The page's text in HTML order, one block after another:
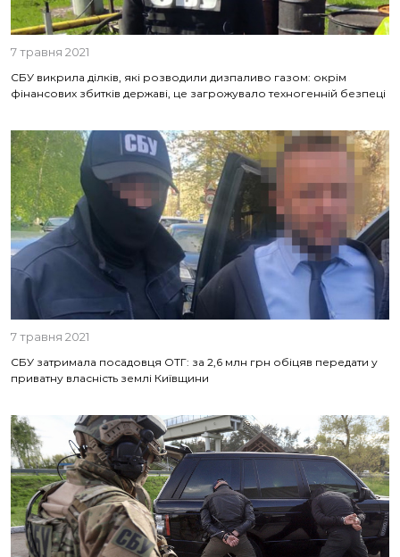
7 травня 2021
СБУ викрила ділків, які розводили дизпаливо газом: окрім
фінансових збитків державі, це загрожувало техногенній безпеці
7 травня 2021
СБУ затримала посадовця ОТГ: за 2,6 млн грн обіцяв передати у
приватну власність землі Київщини